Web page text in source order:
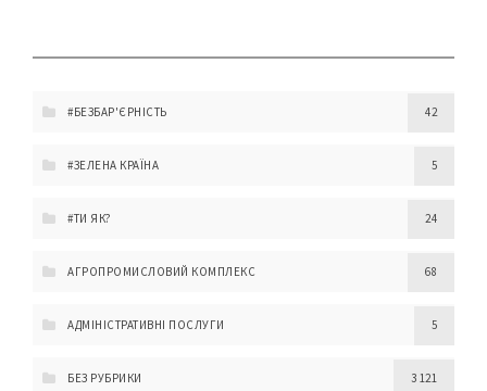
#БЕЗБАР'ЄРНІСТЬ 42
#ЗЕЛЕНА КРАЇНА 5
#ТИ ЯК? 24
АГРОПРОМИСЛОВИЙ КОМПЛЕКС 68
АДМІНІСТРАТИВНІ ПОСЛУГИ 5
БЕЗ РУБРИКИ 3 121